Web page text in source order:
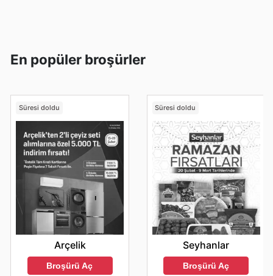
En popüler broşürler
Süresi doldu
Arçelik
Broşürü Aç
Süresi doldu
Seyhanlar
Broşürü Aç